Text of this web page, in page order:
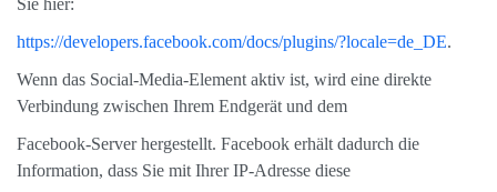
Sie hier:
https://developers.facebook.com/docs/plugins/?locale=de_DE.
Wenn das Social-Media-Element aktiv ist, wird eine direkte
Verbindung zwischen Ihrem Endgerät und dem
Facebook-Server hergestellt. Facebook erhält dadurch die
Information, dass Sie mit Ihrer IP-Adresse diese